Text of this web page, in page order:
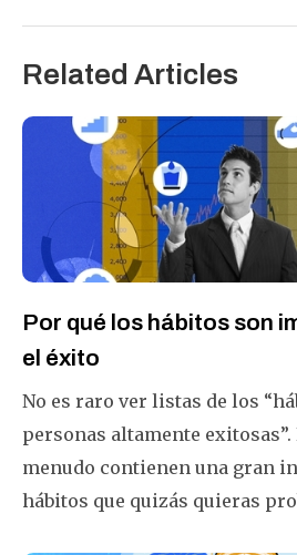
Related Articles
Por qué los hábitos son
el éxito
No es raro ver listas de los
personas altamente
menudo contienen una gran
hábitos que quizás quieras